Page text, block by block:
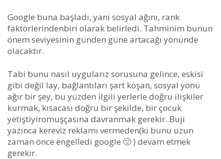
Google buna başladı, yani sosyal ağını, rank
faktörlerindenbiri olarak belirledi. Tahminim bunun
önem seviyesinin günden güne artacağı yönünde
olacaktır.
Tabi bunu nasıl uygularız sorusuna gelince, eskisi
gibi değil lay, bağlantıları şart koşan, sosyal yönü
ağır bir şey, bu yüzden ilgili yerlerle doğru ilişkiler
kurmak, kısacası doğru bir şekilde, bir çocuk
yetiştiyiromuşçasına davranmak gerekir..Buji
yazınca kereviz reklamı vermeden(ki bunu uzun
zaman önce engelledi google 🙂 ) devam etmek
gerekir.